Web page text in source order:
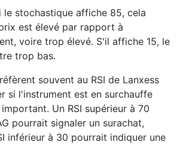
le stochastique affiche 85, cela
est élevé par rapport à
voire trop élevé. S'il affiche 15, le
trop bas.
souvent au RSI de Lanxess
si l'instrument est en surchauffe
Un RSI supérieur à 70
pourrait signaler un surachat,
inférieur à 30 pourrait indiquer une